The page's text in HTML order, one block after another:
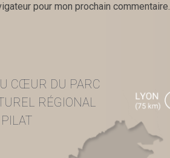
pour mon prochain commentaire.
CŒUR DU PARC
RÉGIONAL